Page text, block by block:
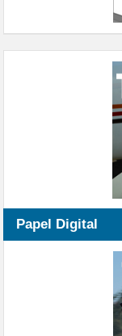
Papel Digital